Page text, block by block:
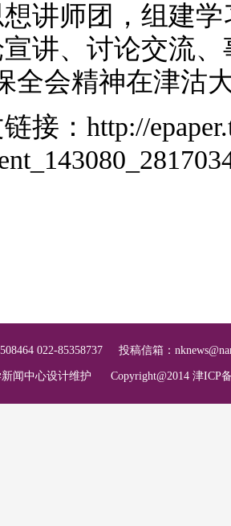
讲师团，组建
讲、讨论交流
全会精神在津沽
接： http://
022-85358737 投稿信箱：
闻中心设计维护 Copyright@2014 津ICP